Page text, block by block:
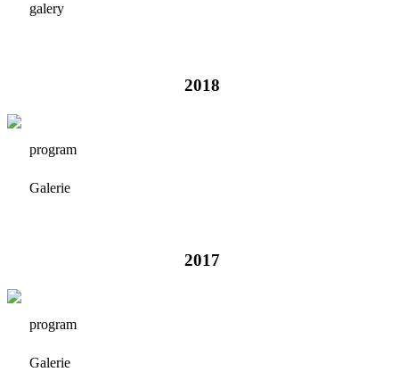
galery
2018
program
Galerie
2017
program
Galerie